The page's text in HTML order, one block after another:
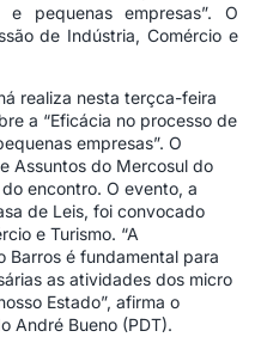
pequenas empresas”. O
de Indústria, Comércio e
realiza nesta terçca-feira
a “Eficácia no processo de
empresas”. O
Assuntos do Mercosul do
encontro. O evento, a
de Leis, foi convocado
e Turismo. “A
Barros é fundamental para
as atividades dos micro
Estado”, afirma o
André Bueno (PDT).